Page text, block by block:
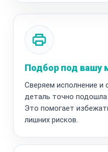
Подбор под вашу
Сверяем исполнение
деталь точно
Это помогает
лишних рисков.